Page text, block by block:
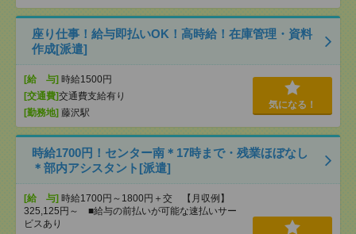
座り仕事！給与即払いOK！高時給！在庫管理・資料
作成[派遣]
[給 与] 時給1500円
[交通費]交通費支給有り
[勤務地] 藤沢駅
気になる！
時給1700円！センター南＊17時まで・残業ほぼなし
＊部内アシスタント[派遣]
[給 与] 時給1700円～1800円＋交 【月収例】
325,125円～ ■給与の前払いが可能な速払いサー
ビスあり